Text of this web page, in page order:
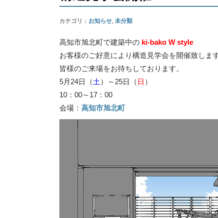
カテゴリ： お知らせ, 未分類
高知市旭北町で建築中の ki-bako W style
お客様のご好意により構造見学会を開催致しま
皆様のご来場をお待ちしております。
5月24日（土 ）～25日（ 日 ）
10：00～17：00
会場： 高知市旭北町